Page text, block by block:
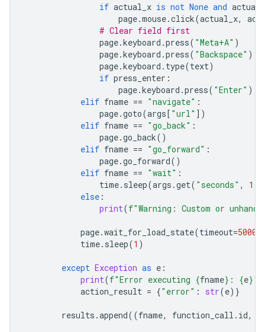
if actual_x is not None and
page.mouse.click(actual_x,
# Clear field first
page.keyboard .press( "Meta+A" )
page.keyboard .press( "Backspace" )
page.keyboard . type(text)
if press_enter :
page.keyboard .press( "Enter" )
elif fname == "navigate" :
page.goto(args[ "url" ])
elif fname == "go_back" :
page.go_back()
elif fname == "go_forward" :
page.go_forward()
elif fname == "wait" :
time. sleep(args .get( "seconds" , 1
else :
print(f"Warning: Custom or
page.wait_for_load_state(timeout=5000
time. sleep(1 )
except Exception as e :
print(f"Error executing {fname} : {e}"
action_result = {"error" : str(e)}
results .append((fname, function_call . id,